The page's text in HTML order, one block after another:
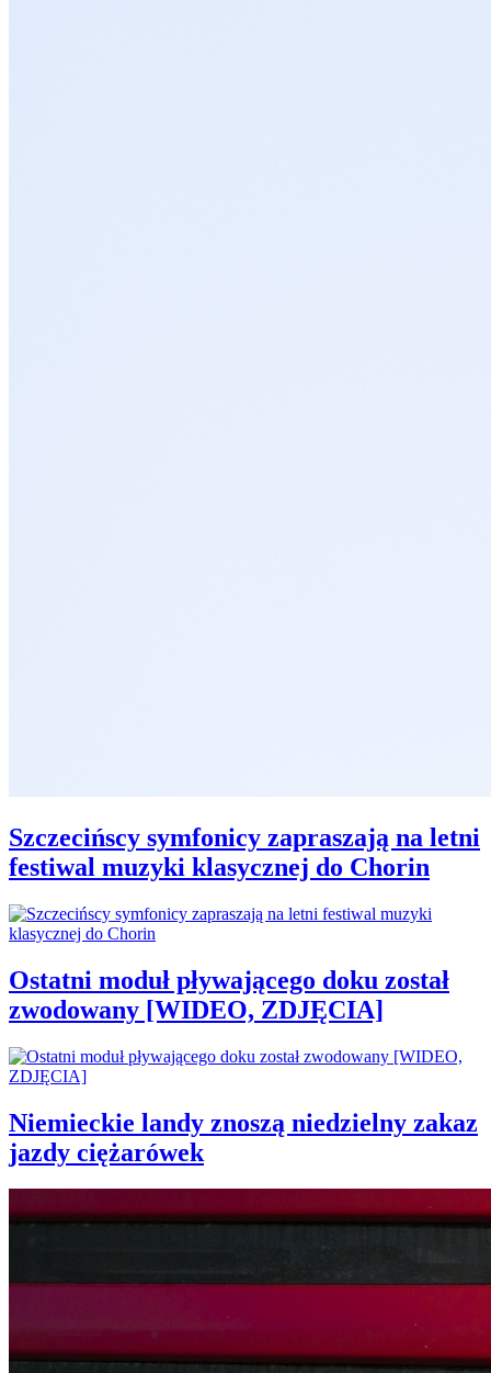
Szczecińscy symfonicy zapraszają na letni
festiwal muzyki klasycznej do Chorin
Ostatni moduł pływającego doku został
zwodowany [WIDEO, ZDJĘCIA]
Niemieckie landy znoszą niedzielny zakaz
jazdy ciężarówek